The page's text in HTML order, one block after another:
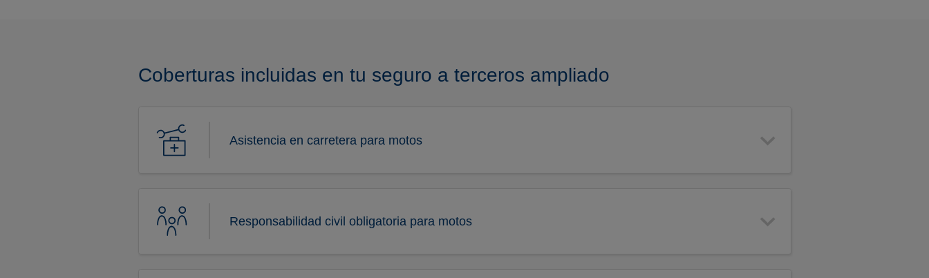
Coberturas incluidas en tu seguro a terceros ampliado
Asistencia en carretera para motos
Responsabilidad civil obligatoria para motos